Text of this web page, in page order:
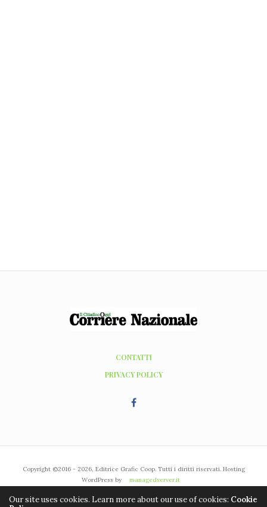
CONTATTI
PRIVACY POLICY
Copyright ©2016 - 2026, Editrice Grafic Coop. Tutti i diritti riservati. Hosting
WordPress by
managedserver.it
Our site uses cookies. Learn more about our use of cookies: Cookie